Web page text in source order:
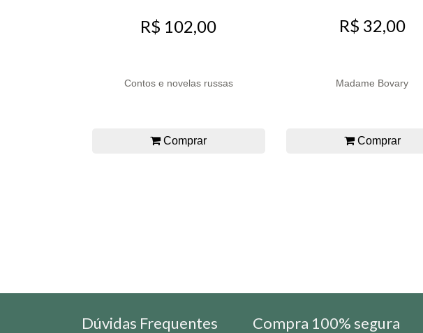
R$ 102,00
Contos e novelas russas
Comprar
R$ 32,00
Madame Bovary
Comprar
Dúvidas Frequentes Compra 100% segura